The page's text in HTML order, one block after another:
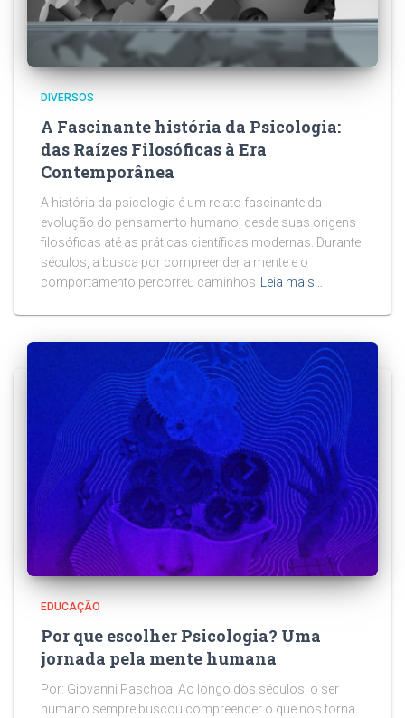
DIVERSOS
A Fascinante história da Psicologia:
das Raízes Filosóficas à Era
Contemporânea
A história da psicologia é um relato fascinante da
evolução do pensamento humano, desde suas origens
filosóficas até as práticas científicas modernas. Durante
séculos, a busca por compreender a mente e o
comportamento percorreu caminhos Leia mais…
EDUCAÇÃO
Por que escolher Psicologia? Uma
jornada pela mente humana
Por: Giovanni Paschoal Ao longo dos séculos, o ser
humano sempre buscou compreender o que nos torna